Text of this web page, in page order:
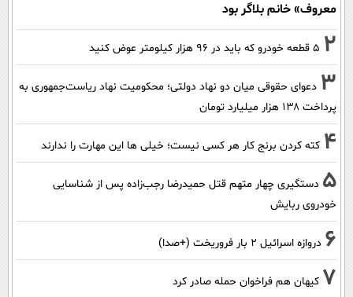
معروف» خانم بلاگر بود
2 ۵ قطعه خودرو که باید در ۹۶ هزار کیلومتر عوض کنید
3 دعوای حقوقی میان دو نهاد دولتی؛ محکومیت نهاد ریاست‌جمهوری به
پرداخت ۱۳۸ هزار میلیارد تومان
4 کته کردن برنج کار هر کسی نیست؛ خیلی ها این مهارت را ندارند
5 دستگیری چهار متهم قتل حمیدرضا رجب‌زاده پس از شناسایی
خودروی ربایش
6 دروازه اسرائیل ۲ بار فروریخت (+صدا)
7 کیهان هم فراخوان حمله صادر کرد